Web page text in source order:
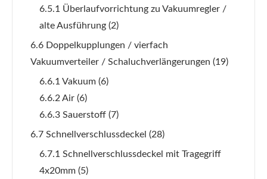
6.5.1 Überlaufvorrichtung zu Vakuumregler /
alte Ausführung (2)
6.6 Doppelkupplungen / vierfach
Vakuumverteiler / Schaluchverlängerungen (19)
6.6.1 Vakuum (6)
6.6.2 Air (6)
6.6.3 Sauerstoff (7)
6.7 Schnellverschlussdeckel (28)
6.7.1 Schnellverschlussdeckel mit Tragegriff
4x20mm (5)